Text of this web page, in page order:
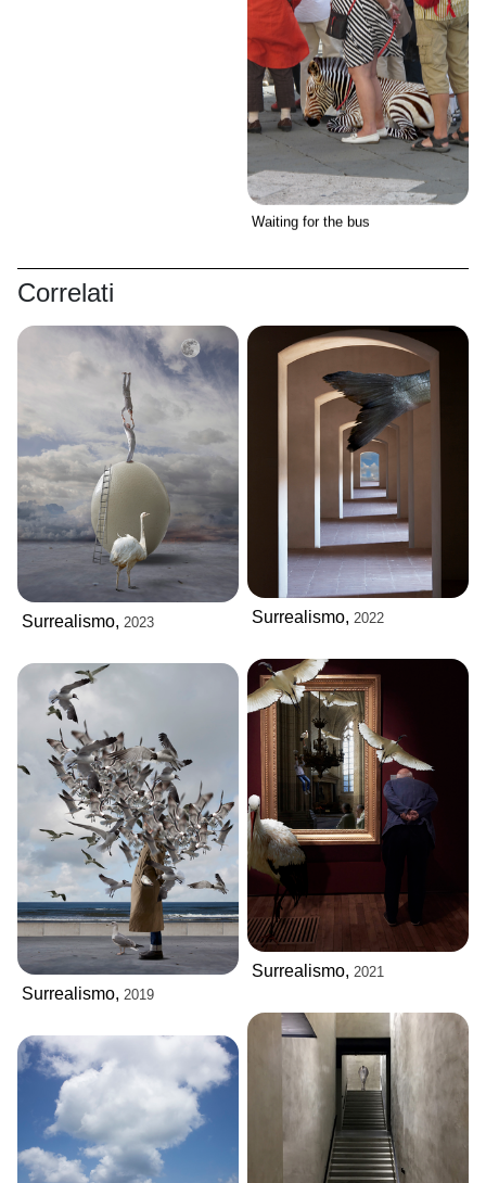
Waiting for the bus
Correlati
Surrealismo, 2023 Surrealismo, 2022
Surrealismo, 2021
Surrealismo, 2019